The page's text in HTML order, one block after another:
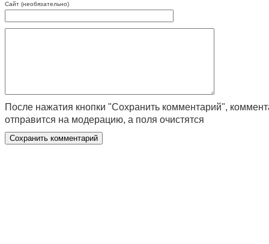
Сайт (необязательно)
После нажатия кнопки "Сохранить комментарий",
отправится на модерацию, а поля очистятся